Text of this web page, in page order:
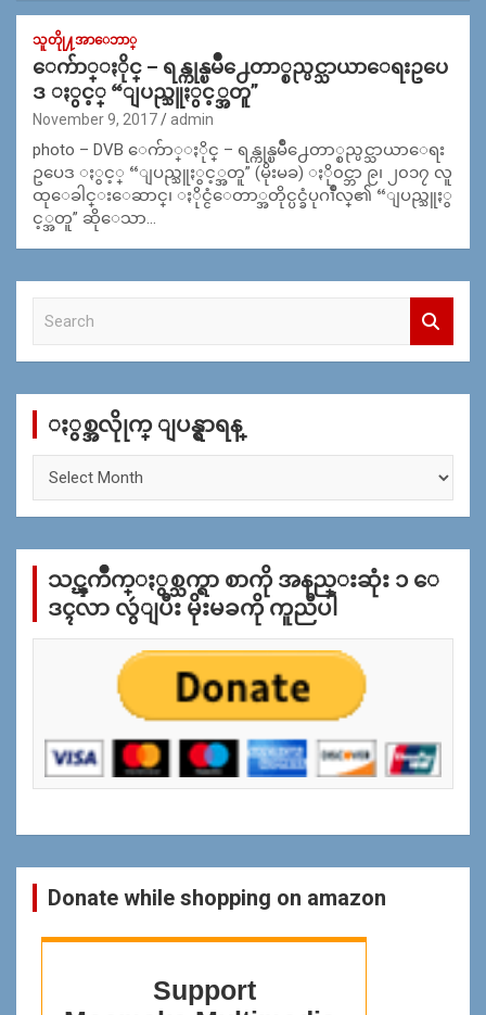
သူတိုု႔အာေဘာ္
ေက်ာ္ႏိုင္ – ရန္ကုန္ၿမိဳ႕ေတာ္စည္ပင္သာယာေရးဥပေ
ဒ ႏွင့္ “ျပည္သူႏွင့္အတူ”
November 9, 2017 admin
photo – DVB ေက်ာ္ႏိုင္ – ရန္ကုန္ၿမိဳ႕ေတာ္စည္ပင္သာယာေရး
ဥပေဒ ႏွင့္ “ျပည္သူႏွင့္အတူ” (မိုးမခ) ႏို၀င္ဘာ ၉၊ ၂၀၁၇ လူ
ထုေခါင္းေဆာင္၊ ႏိုင္ငံေတာ္အတိုင္ပင္ခံပုဂၢိဳလ္၏ “ျပည္သူႏွ
င့္အတူ” ဆိုေသာ…
c
ႏွစ္အလိုုက္ ျပန္ရွာရန္
က္
န္
သင္ၾကိဳက္ႏွစ္သက္ရာ စာကို အနည္းဆုံး ၁ ေ
ဒၚလာ လွဴျပီး မိုးမခကို ကူညီပါ
Donate while shopping on amazon